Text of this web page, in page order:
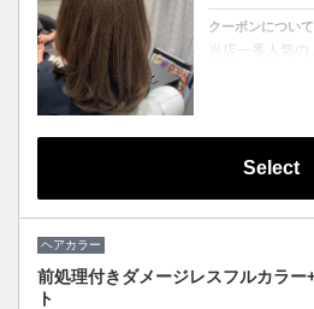
クーポンについて
当店一番人気
ニックケアブ
して敏感な頭
でデトックス
セットになって
Select
ヘアカラー
前処理付きダメージレスフルカラ
ト